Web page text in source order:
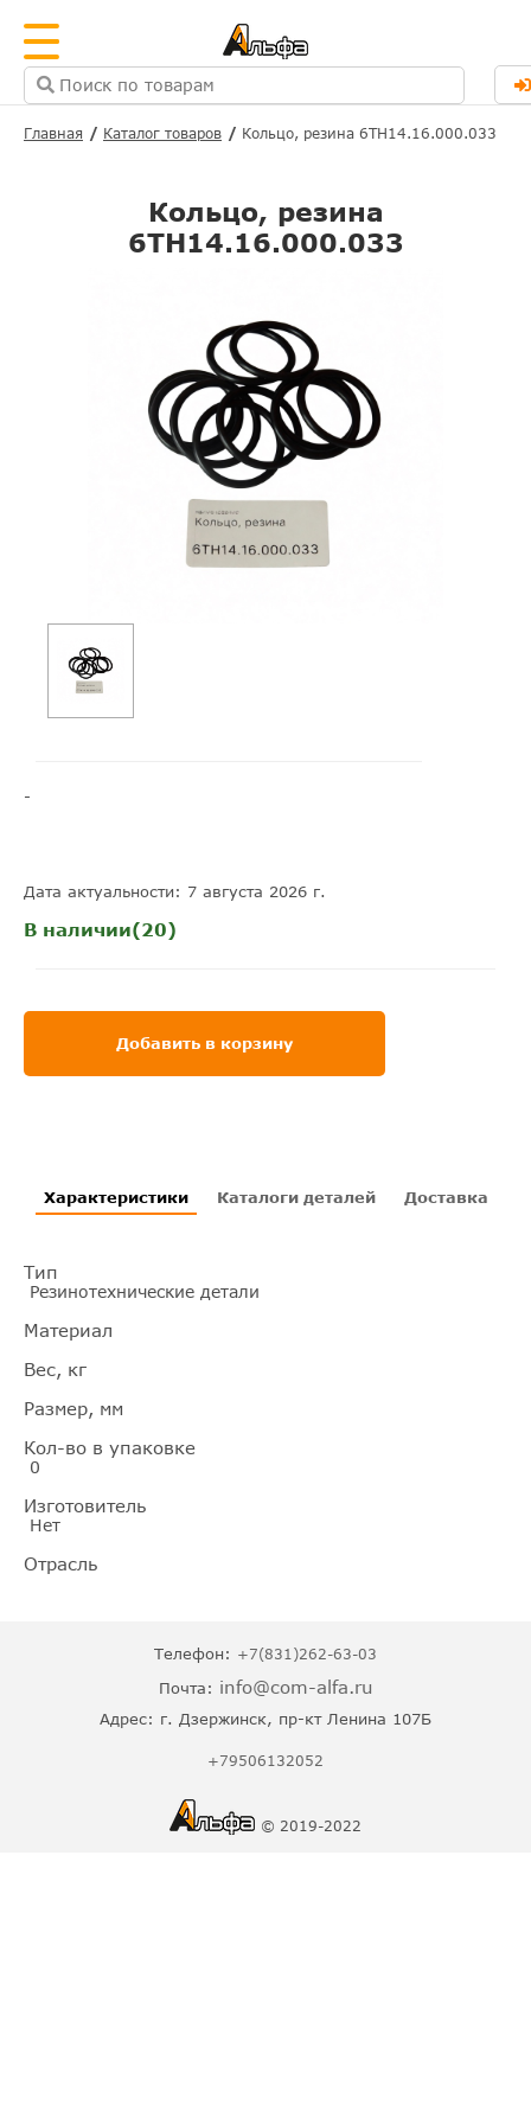
Главная Каталог товаров Кольцо, резина 6ТН14.16.000.033
Кольцо, резина
6ТН14.16.000.033
-
Дата актуальности: 7 августа 2026 г.
В наличии(20)
Добавить в корзину
Характеристики Каталоги деталей Доставка
Тип
Резинотехнические детали
Материал
Вес, кг
Размер, мм
Кол-во в упаковке
0
Изготовитель
Нет
Отрасль
Телефон: +7(831)262-63-03
Почта: info@com-alfa.ru
Адрес: г. Дзержинск, пр-кт Ленина 107Б
+79506132052
© 2019-2022